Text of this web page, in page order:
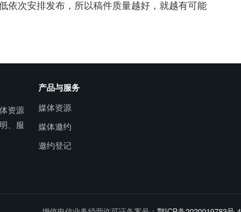
依次安排发布，所以稿件质量越好，就越有可能
资源
、服
产品与服务
媒体资源
媒体邀约
邀约登记